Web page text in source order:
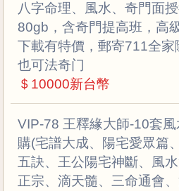
八字命理、風水、奇門面
80gb，含奇門提高班，高
下載有特價，郵寄711全
也可法奇门
＄10000新台幣
VIP-78 王釋緣大師-10套
購(宅譜大成、陽宅愛眾篇
五訣、王公陽宅神斷、風
正宗、滴天髓、三命通會